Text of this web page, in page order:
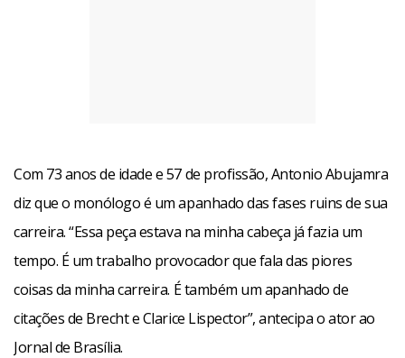
Com 73 anos de idade e 57 de profissão, Antonio Abujamra
diz que o monólogo é um apanhado das fases ruins de sua
carreira. “Essa peça estava na minha cabeça já fazia um
tempo. É um trabalho provocador que fala das piores
coisas da minha carreira. É também um apanhado de
citações de Brecht e Clarice Lispector”, antecipa o ator ao
Jornal de Brasília.